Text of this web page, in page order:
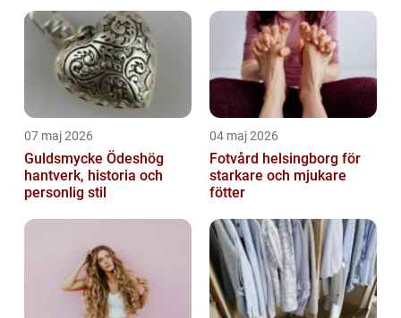
07 maj 2026
Guldsmycke Ödeshög
hantverk, historia och
personlig stil
04 maj 2026
Fotvård helsingborg för
starkare och mjukare
fötter